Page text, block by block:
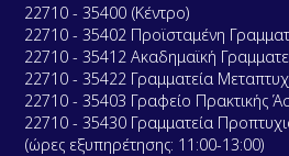
22710 - 35400 (Κέντρο)
22710 - 35402 Προϊσταμένη
22710 - 35412 Ακαδημαϊκή
22710 - 35422 Γραμματεία
22710 - 35403 Γραφείο Πρακτικής
22710 - 35430 Γραμματεία
(ώρες εξυπηρέτησης: 11:00-13:00)